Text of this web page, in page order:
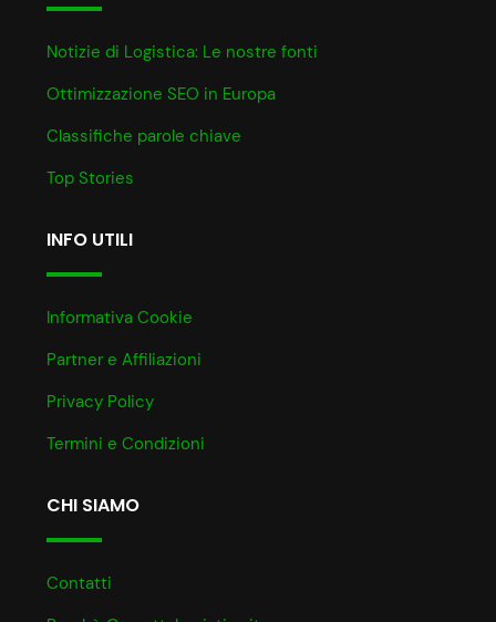
Notizie di Logistica: Le nostre fonti
Ottimizzazione SEO in Europa
Classifiche parole chiave
Top Stories
INFO UTILI
Informativa Cookie
Partner e Affiliazioni
Privacy Policy
Termini e Condizioni
CHI SIAMO
Contatti